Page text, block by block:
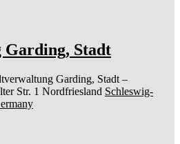
Garding, Stadt
Garding, Stadt –
Str. 1 Nordfriesland Schleswig-